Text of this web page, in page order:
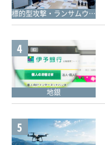
標的型攻撃・ランサムウェア対策
4
地銀
5